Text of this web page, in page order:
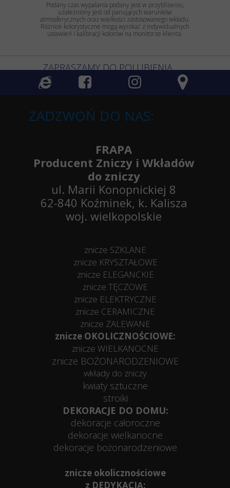
Podany czas wypalania podany jest w przybliżeniu,
uzależniony jest od panujących warunków
atmosferycznych oraz wielkości zastosowanego wkładu.
Różnice kolorystyczne mogą wynikać z indywidualnych
ustawień i kalibracji kolorów na monitorze klienta.
ZAPRASZAMY DO POLUBIENIA
ZADZWOŃ DO NAS:
FRAPA
Producent Zniczy i Wkładów
do zniczy
ul. Marii Konopnickiej 8
62-840 Koźminek, k. Kalisza
woj. wielkopolskie
znicze SZKLANE
znicze KRYSZTAŁOWE
znicze ELEGANCKIE
znicze TĘCZOWE
znicze ELEKTRYCZNE
znicze CERAMICZNE
znicze ZALEWANE
znicze OKOLICZNOŚCIOWE:
znicze WIELKANOCNE
znicze BOŻONARODZENIOWE
wkłady do zniczy
kwiaty sztuczne
stroiki
DEKORACJE DO DOMU:
dekoracje całoroczne
dekoracje wielkanocne
dekoracje bożonarodzeniowe
znicze okolicznościowe
z DEDYKACJĄ: